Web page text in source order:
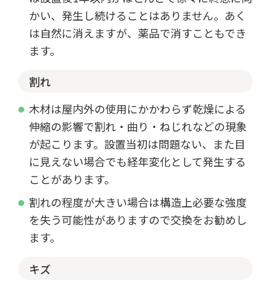
かい、発生し続けることはありません。あく
は自然に消えますが、薬品で消すこともでき
ます。
割れ
木材は屋内外の使用にかかわらず乾燥による
伸縮の影響で割れ・曲り・ねじれなどの現象
が起こります。設置当初は問題ない、また目
に見えない場合でも経年変化として発生する
ことがあります。
割れの程度が大きい場合は構造上必要な強度
を失う可能性がありますので交換をお勧めし
ます。
キズ